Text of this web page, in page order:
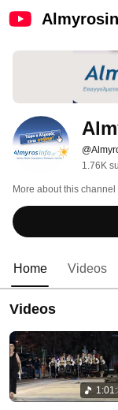
1.76K
More about this channel
Home Videos
Videos